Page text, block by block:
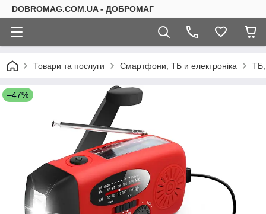
DOBROMAG.COM.UA - ДОБРОМАГ
Товари та послуги Смартфони, ТБ и електроніка ТБ,
–47%